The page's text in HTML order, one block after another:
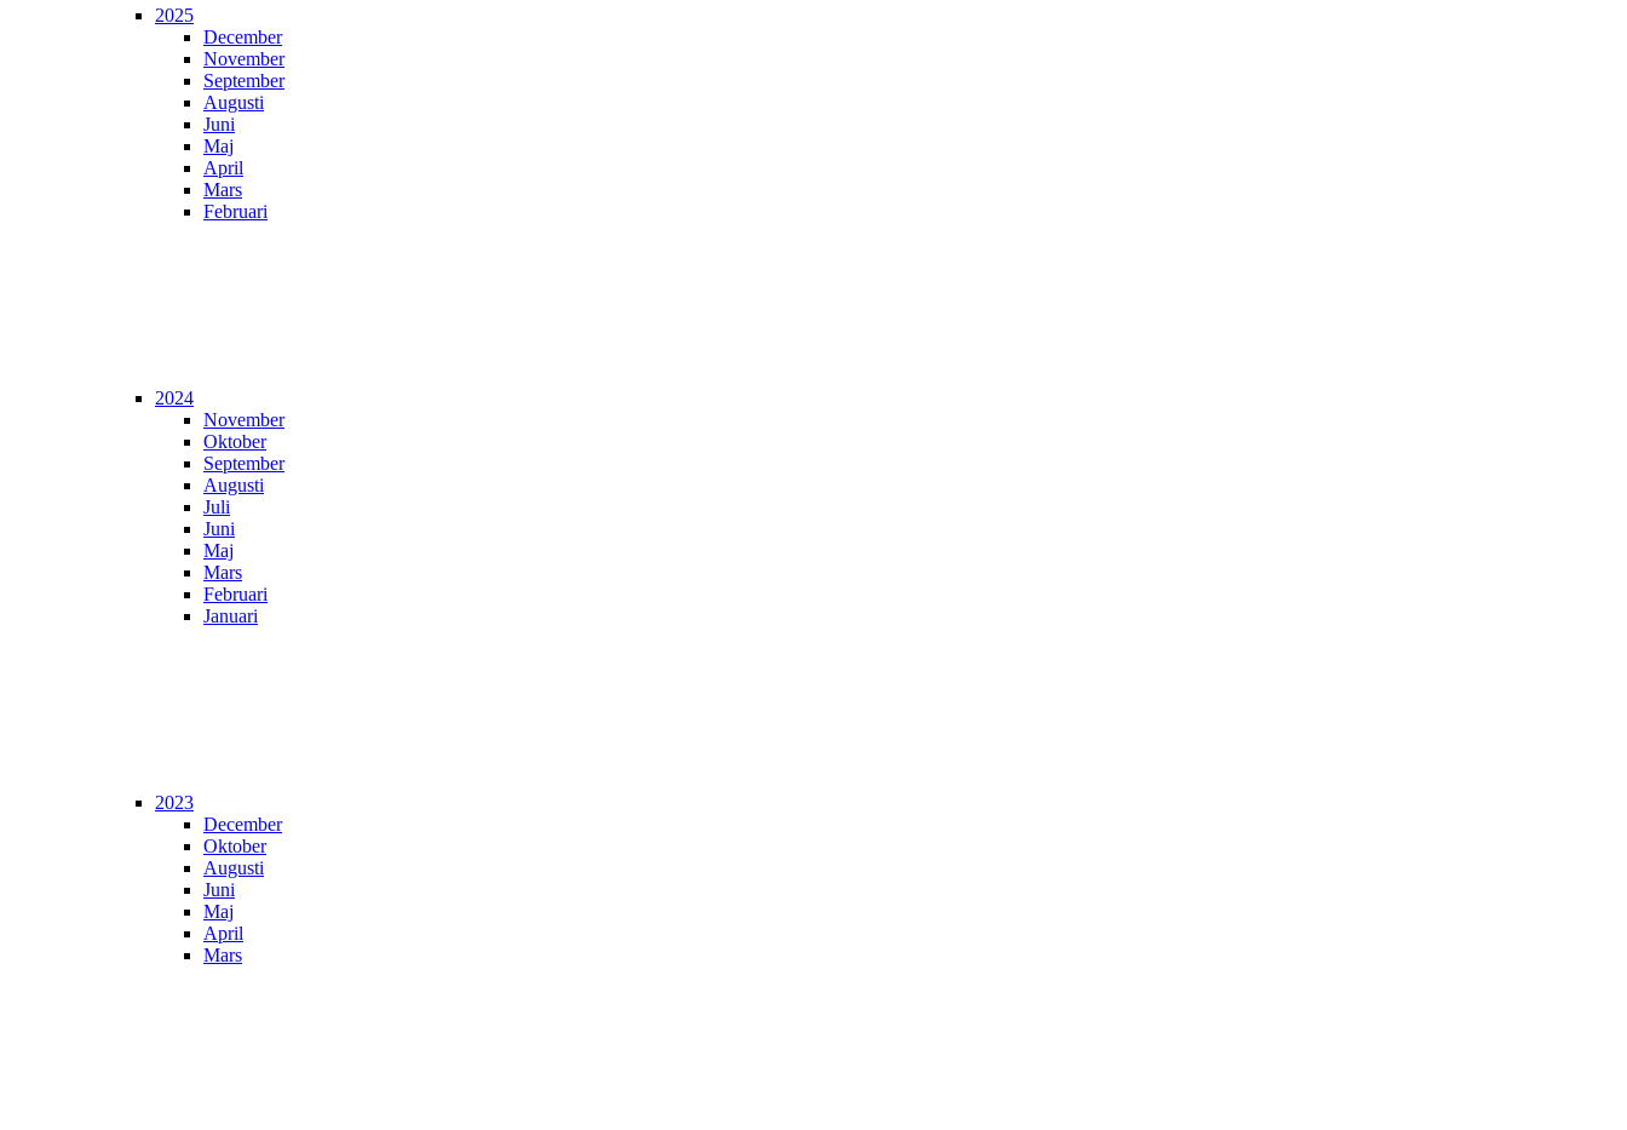
2025
December
November
September
Augusti
Juni
Maj
April
Mars
Februari
2024
November
Oktober
September
Augusti
Juli
Juni
Maj
Mars
Februari
Januari
2023
December
Oktober
Augusti
Juni
Maj
April
Mars